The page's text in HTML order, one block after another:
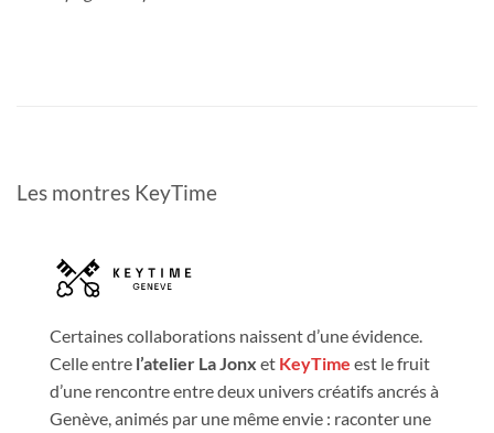
Les montres KeyTime
Certaines collaborations naissent d’une évidence.
Celle entre l’atelier La Jonx et KeyTime est le fruit
d’une rencontre entre deux univers créatifs ancrés à
Genève, animés par une même envie : raconter une